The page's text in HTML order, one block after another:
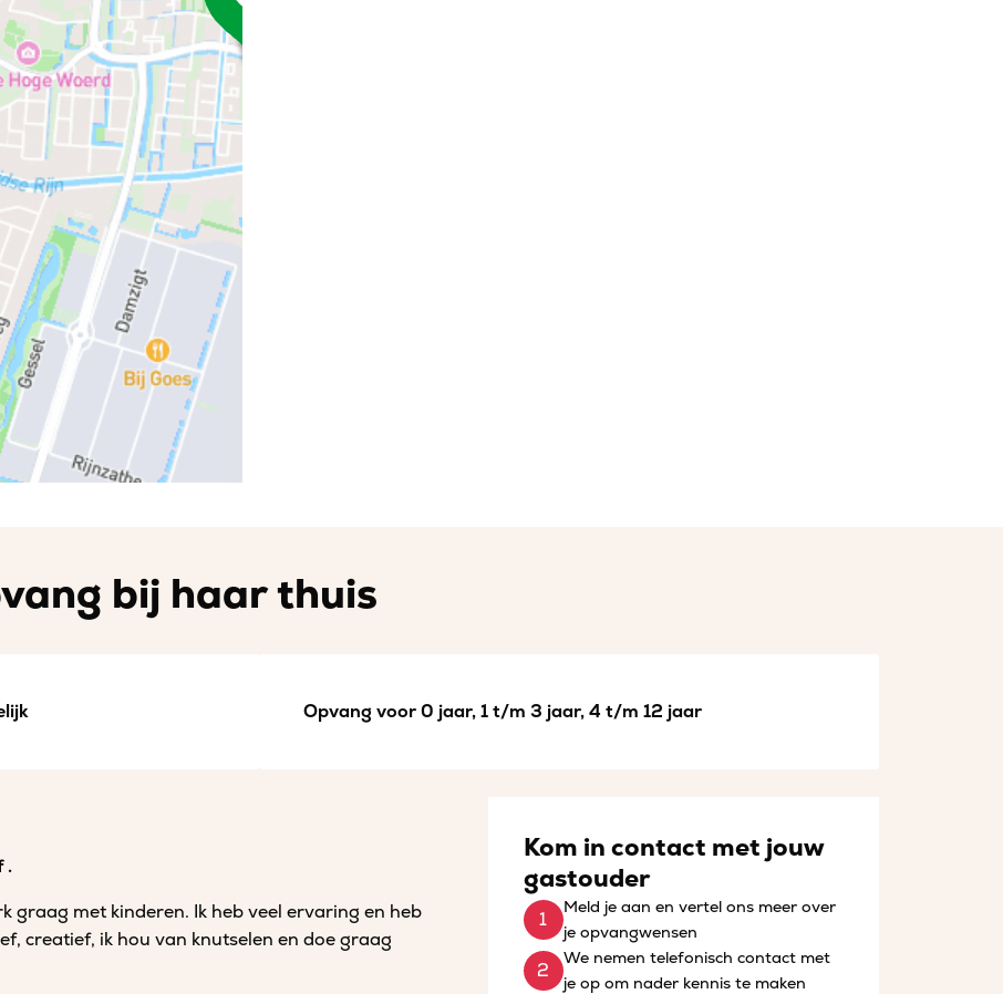
bij haar thuis
Opvang voor 0 jaar, 1 t/m 3 jaar, 4 t/m 12 jaar
.
graag met kinderen. Ik heb veel ervaring en heb
creatief, ik hou van knutselen en doe graag
Kom in contact met jouw
gastouder
Meld je aan en vertel ons meer over
je opvangwensen
We nemen telefonisch contact met
je op om nader kennis te maken